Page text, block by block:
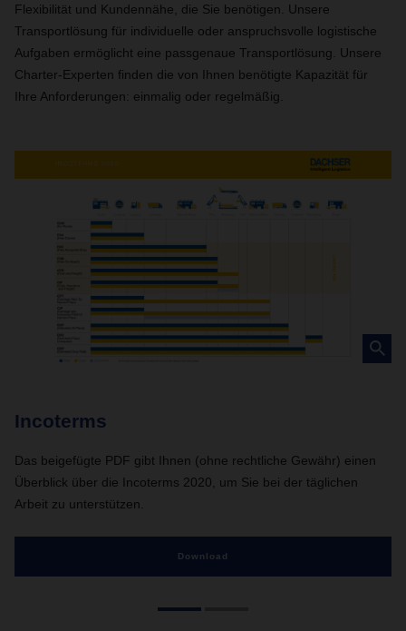
Flexibilität und Kundennähe, die Sie benötigen. Unsere
Transportlösung für individuelle oder anspruchsvolle logistische
Aufgaben ermöglicht eine passgenaue Transportlösung. Unsere
Charter-Experten finden die von Ihnen benötigte Kapazität für
Ihre Anforderungen: einmalig oder regelmäßig.
Incoterms
Das beigefügte PDF gibt Ihnen (ohne rechtliche Gewähr) einen
Überblick über die Incoterms 2020, um Sie bei der täglichen
Arbeit zu unterstützen.
Download